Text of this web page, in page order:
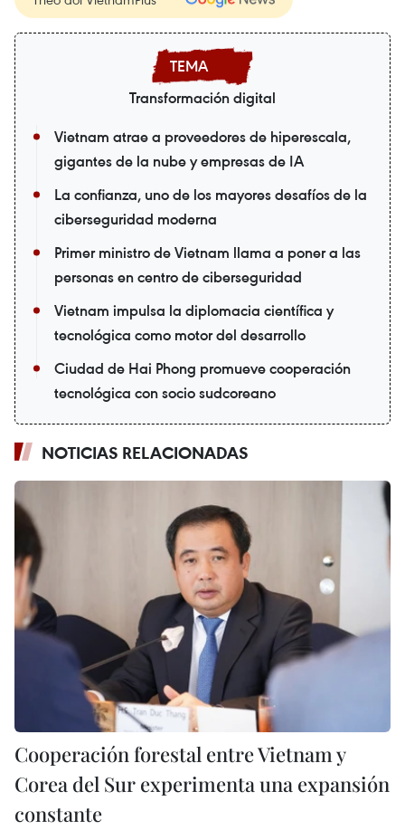
Transformación digital
Vietnam atrae a proveedores de hiperescala,
gigantes de la nube y empresas de IA
La confianza, uno de los mayores desafíos de la
ciberseguridad moderna
Primer ministro de Vietnam llama a poner a las
personas en centro de ciberseguridad
Vietnam impulsa la diplomacia científica y
tecnológica como motor del desarrollo
Ciudad de Hai Phong promueve cooperación
tecnológica con socio sudcoreano
NOTICIAS RELACIONADAS
Cooperación forestal entre Vietnam y
Corea del Sur experimenta una expansión
constante